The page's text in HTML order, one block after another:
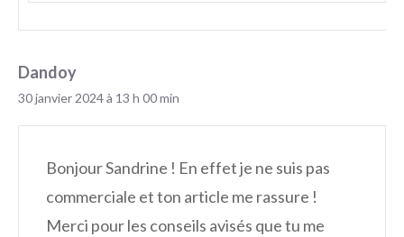
Dandoy
30 janvier 2024 à 13 h 00 min
Bonjour Sandrine ! En effet je ne suis pas
commerciale et ton article me rassure !
Merci pour les conseils avisés que tu me